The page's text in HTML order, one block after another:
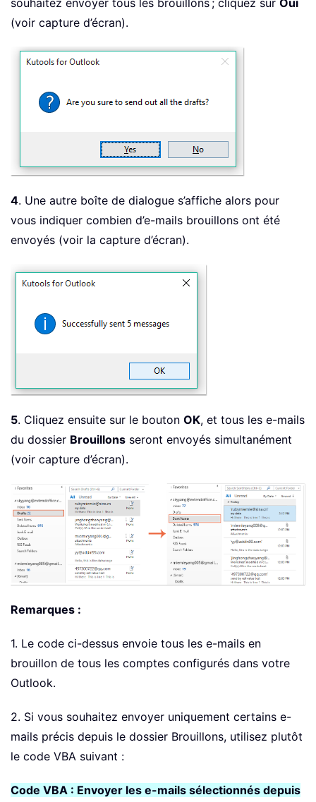
(voir capture d’écran).
4. Une autre boîte de dialogue s’affiche alors pour
vous indiquer combien d’e-mails brouillons ont été
envoyés (voir la capture d’écran).
5. Cliquez ensuite sur le bouton OK, et tous les e-mails
du dossier Brouillons seront envoyés simultanément
(voir capture d’écran).
Remarques :
1. Le code ci-dessus envoie tous les e-mails en
brouillon de tous les comptes configurés dans votre
Outlook.
2. Si vous souhaitez envoyer uniquement certains e-
mails précis depuis le dossier Brouillons, utilisez plutôt
le code VBA suivant :
Code VBA : Envoyer les e-mails sélectionnés depuis